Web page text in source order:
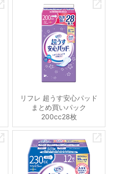
リフレ 超うす安心パッド
まとめ買いパック
200cc28枚